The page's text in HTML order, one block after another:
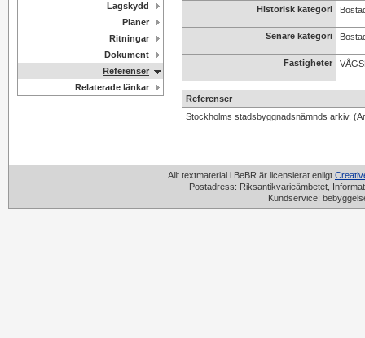
Lagskydd
Planer
Ritningar
Dokument
Referenser
Relaterade länkar
Historisk kategori
Senare kategori
Fastigheter
Referenser
Stockholms stadsbyggnadsnämnds arkiv.
Allt textmaterial i BeBR är licensierat enligt
Postadress: Riksantikvarieämbetet,
Kundservice: